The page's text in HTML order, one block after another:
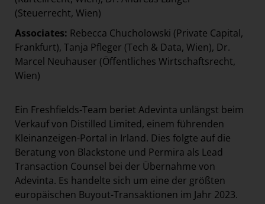
(Steuerrecht, Wien)
Associates: Rebecca Chucholowski (Private Capital,
Frankfurt), Tanja Pfleger (Tech & Data, Wien), Dr.
Marcel Neuhauser (Öffentliches Wirtschaftsrecht,
Wien)
Ein Freshfields-Team beriet Adevinta unlängst beim
Verkauf von Distilled Limited, einem führenden
Kleinanzeigen-Portal in Irland. Dies folgte auf die
Beratung von Blackstone und Permira als Lead
Transaction Counsel bei der Übernahme von
Adevinta. Es handelte sich um eine der größten
europäischen Buyout-Transaktionen im Jahr 2023.